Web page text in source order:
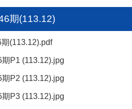
Website)
期(113.12)
(113.12).pdf
P1 (113.12).jpg
P2 (113.12).jpg
P3 (113.12).jpg